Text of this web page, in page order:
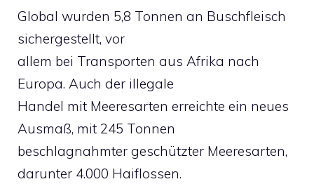
Global wurden 5,8 Tonnen an Buschfleisch
sichergestellt, vor
allem bei Transporten aus Afrika nach
Europa. Auch der illegale
Handel mit Meeresarten erreichte ein neues
Ausmaß, mit 245 Tonnen
beschlagnahmter geschützter Meeresarten,
darunter 4.000 Haiflossen.